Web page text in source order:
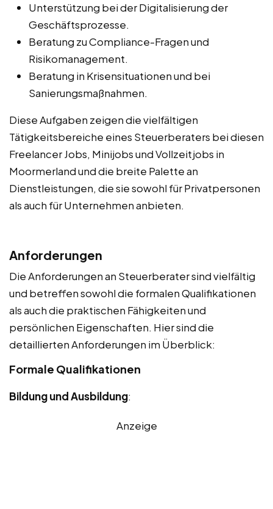
Unterstützung bei der Digitalisierung der
Geschäftsprozesse.
Beratung zu Compliance-Fragen und
Risikomanagement.
Beratung in Krisensituationen und bei
Sanierungsmaßnahmen.
Diese Aufgaben zeigen die vielfältigen
Tätigkeitsbereiche eines Steuerberaters bei diesen
Freelancer Jobs, Minijobs und Vollzeitjobs in
Moormerland und die breite Palette an
Dienstleistungen, die sie sowohl für Privatpersonen
als auch für Unternehmen anbieten.
Anforderungen
Die Anforderungen an Steuerberater sind vielfältig
und betreffen sowohl die formalen Qualifikationen
als auch die praktischen Fähigkeiten und
persönlichen Eigenschaften. Hier sind die
detaillierten Anforderungen im Überblick:
Formale Qualifikationen
Bildung und Ausbildung:
Anzeige